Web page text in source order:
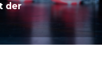
der